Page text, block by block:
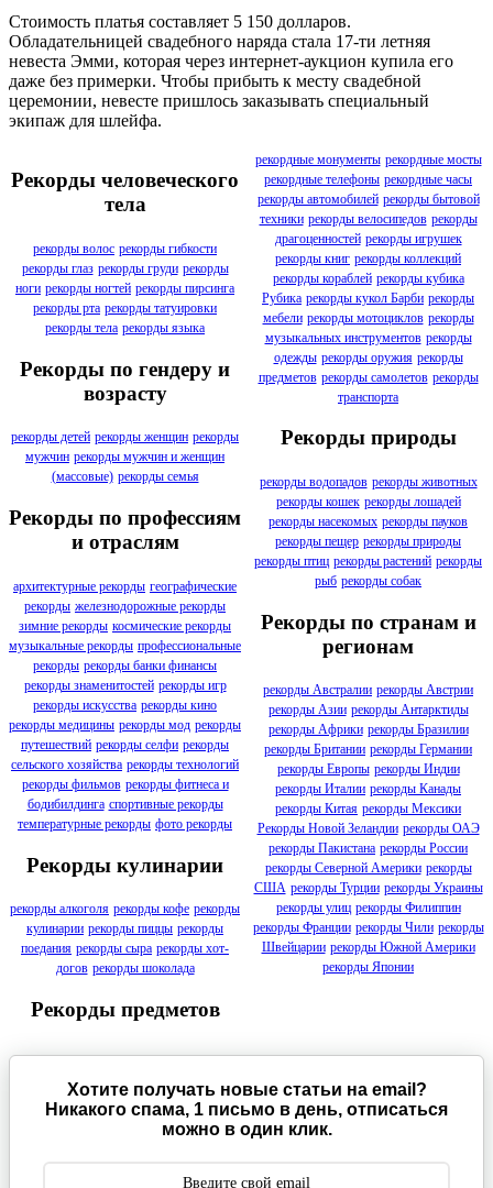
Стоимость платья составляет 5 150 долларов.
Обладательницей свадебного наряда стала 17-ти летняя
невеста Эмми, которая через интернет-аукцион купила его
даже без примерки. Чтобы прибыть к месту свадебной
церемонии, невесте пришлось заказывать специальный
экипаж для шлейфа.
Рекорды человеческого
тела
рекорды волос рекорды гибкости
рекорды глаз рекорды груди рекорды
ноги рекорды ногтей рекорды пирсинга
рекорды рта рекорды татуировки
рекорды тела рекорды языка
Рекорды по гендеру и
возрасту
рекорды детей рекорды женщин рекорды
мужчин рекорды мужчин и женщин
(массовые) рекорды семья
Рекорды по профессиям
и отраслям
архитектурные рекорды географические
рекорды железнодорожные рекорды
зимние рекорды космические рекорды
музыкальные рекорды профессиональные
рекорды рекорды банки финансы
рекорды знаменитостей рекорды игр
рекорды искусства рекорды кино
рекорды медицины рекорды мод рекорды
путешествий рекорды селфи рекорды
сельского хозяйства рекорды технологий
рекорды фильмов рекорды фитнеса и
бодибилдинга спортивные рекорды
температурные рекорды фото рекорды
Рекорды кулинарии
рекорды алкоголя рекорды кофе рекорды
кулинарии рекорды пиццы рекорды
поедания рекорды сыра рекорды хот-
догов рекорды шоколада
Рекорды предметов
рекордные монументы рекордные мосты
рекордные телефоны рекордные часы
рекорды автомобилей рекорды бытовой
техники рекорды велосипедов рекорды
драгоценностей рекорды игрушек
рекорды книг рекорды коллекций
рекорды кораблей рекорды кубика
Рубика рекорды кукол Барби рекорды
мебели рекорды мотоциклов рекорды
музыкальных инструментов рекорды
одежды рекорды оружия рекорды
предметов рекорды самолетов рекорды
транспорта
Рекорды природы
рекорды водопадов рекорды животных
рекорды кошек рекорды лошадей
рекорды насекомых рекорды пауков
рекорды пещер рекорды природы
рекорды птиц рекорды растений рекорды
рыб рекорды собак
Рекорды по странам и
регионам
рекорды Австралии рекорды Австрии
рекорды Азии рекорды Антарктиды
рекорды Африки рекорды Бразилии
рекорды Британии рекорды Германии
рекорды Европы рекорды Индии
рекорды Италии рекорды Канады
рекорды Китая рекорды Мексики
Рекорды Новой Зеландии рекорды ОАЭ
рекорды Пакистана рекорды России
рекорды Северной Америки рекорды
США рекорды Турции рекорды Украины
рекорды улиц рекорды Филиппин
рекорды Франции рекорды Чили рекорды
Швейцарии рекорды Южной Америки
рекорды Японии
Хотите получать новые статьи на email?
Никакого спама, 1 письмо в день, отписаться
можно в один клик.